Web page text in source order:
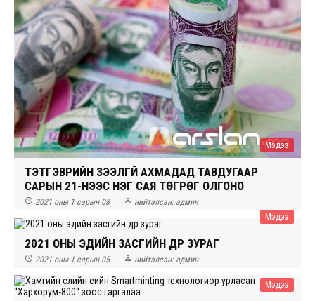
Мэдээ
ТЭТГЭВРИЙН ЗЭЭЛГҮЙ АХМАДАД ТАВДУГААР
САРЫН 21-НЭЭС НЭГ САЯ ТӨГРӨГ ОЛГОНО
 2021 оны 1 сарын 08  нийтэлсэн: админ
Мэдээ
2021 ОНЫ ЭДИЙН ЗАСГИЙН ДҮР ЗУРАГ
 2021 оны 1 сарын 05  нийтэлсэн: админ
Мэдээ